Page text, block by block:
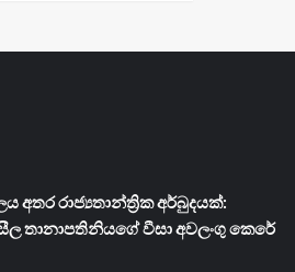
අතර රාජ්‍යතාන්ත්‍රික අර්බුදයක්:
තානාපතිනියගේ වීසා අවලංගු කෙරේ